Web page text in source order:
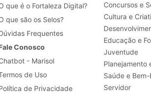
que é o Fortaleza Digital?
que são os Selos?
Frequentes
Conosco
- Marisol
de Uso
de Privacidade
Concursos e
Cultura e
Educação e
Juventude
Planejamento
Saúde e Bem-
Servidor